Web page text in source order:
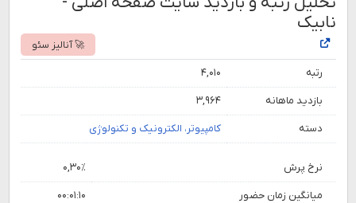
نابیک
🚀 آنالیز سئو
رتبه ۴,۰۱۰
بازدید ماهانه ۳,۹۶۴
دسته کامپیوتر، الکترونیک و تکنولوژی
نرخ پرش ۰,۳۰٪
میانگین زمان حضور ۰۰:۰۱:۱۰